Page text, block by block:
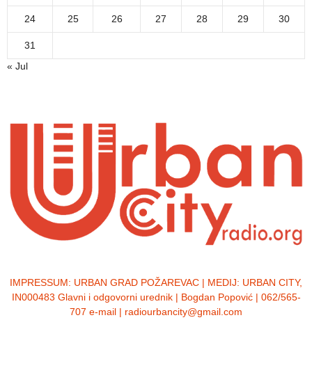
24 25 26 27 28 29 30
31
« Jul
IMPRESSUM: URBAN GRAD POŽAREVAC | MEDIJ: URBAN CITY,
IN000483 Glavni i odgovorni urednik | Bogdan Popović | 062/565-
707 e-mail | radiourbancity@gmail.com